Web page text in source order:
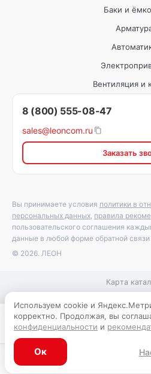
Главная
Баки и
Вентиляция и
8 (800) 555-08-47
sales@leoncom.ru
Заказать
Вы принимаете условия политики в
персональных данных, правила
пользовательского соглашения
данные в любой форме обратной связи
© 2026. ЛЕОН
Используем cookie и
корректно. Продолжая, вы
конфиденциальности и
Ок
Карта
Запросить